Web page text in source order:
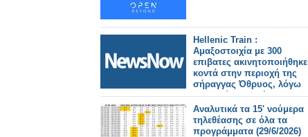
Hellenic Train :
Αμαξοστοιχία με 300
επιβατες ακινητοποιήθηκε
κοντά στην περιοχή της
σήραγγας Όθρυος, λόγω
τεχνικού προβλήματος.
Αναλυτικά τα 15' νούμερα
τηλεθέασης σε όλα τα
προγράμματα (29/6/2026)